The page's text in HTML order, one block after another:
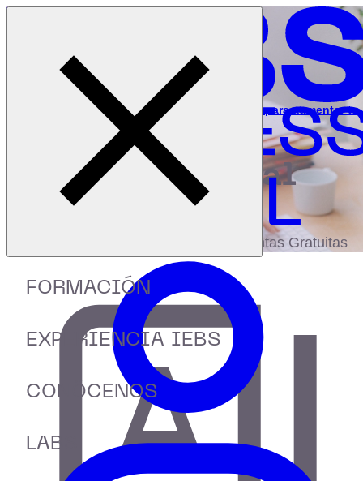
FORMACIÓN
EXPERIENCIA IEBS
CONÓCENOS
LABS
Inicio
Recursos
10 Plataformas de Inteligencia Artificial para aumentar tu
productividad
bibliotecadigital
Accede a más de 150 Recursos, Guías,
eBooks,Plantillas, Estudios y Herramientas Gratuitas